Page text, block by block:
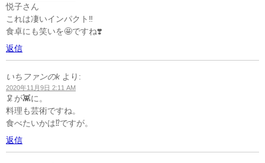
悦子さん
これは凄いインパクト‼️
食卓にも笑いを🤩ですね❣️
返信
いちファンのk より:
2020年11月9日 2:11 AM
🦑が👾に。
料理も芸術ですね。
食べたいかは⁉️ですが。
返信